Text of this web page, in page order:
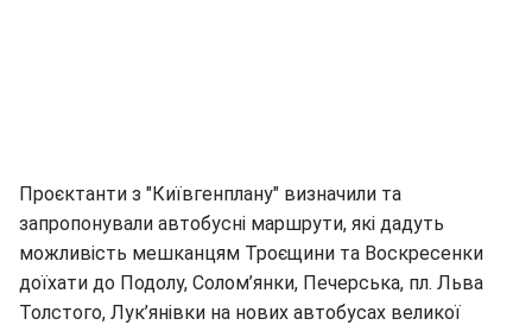
Проєктанти з "Київгенплану" визначили та
запропонували автобусні маршрути, які дадуть
можливість мешканцям Троєщини та Воскресенки
доїхати до Подолу, Солом’янки, Печерська, пл. Льва
Толстого, Лук’янівки на нових автобусах великої